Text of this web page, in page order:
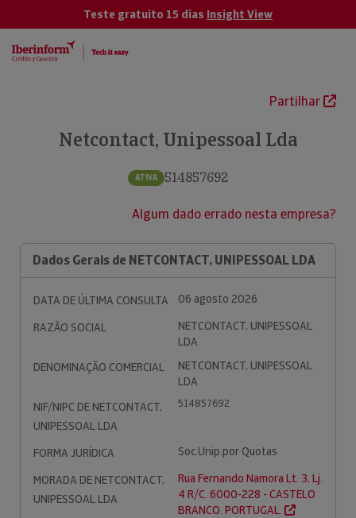
Teste gratuito 15 dias Insight View
Partilhar
Netcontact, Unipessoal Lda
ATIVA 514857692
Algum dado errado nesta empresa?
Dados Gerais de NETCONTACT, UNIPESSOAL LDA
DATA DE ÚLTIMA CONSULTA
06 agosto 2026
RAZÃO SOCIAL
NETCONTACT, UNIPESSOAL
LDA
DENOMINAÇÃO COMERCIAL
NETCONTACT, UNIPESSOAL
LDA
NIF/NIPC DE NETCONTACT,
UNIPESSOAL LDA
514857692
FORMA JURÍDICA
Soc.Unip.por Quotas
MORADA DE NETCONTACT,
UNIPESSOAL LDA
Rua Fernando Namora Lt. 3, Lj.
4 R/C. 6000-228 - CASTELO
BRANCO. PORTUGAL.